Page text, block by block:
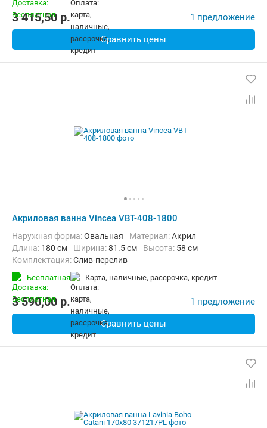
3 415,50 p. 1 предложение
Сравнить цены
Акриловая ванна Vincea VBT-408-1800
Наружная форма:Овальная Материал:Акрил
Длина: 180 см Ширина:81.5 см Высота: 58 см
Комплектация:Слив-перелив
Бесплатная карта, наличные, рассрочка, кредит
3 590,00 p. 1 предложение
Сравнить цены